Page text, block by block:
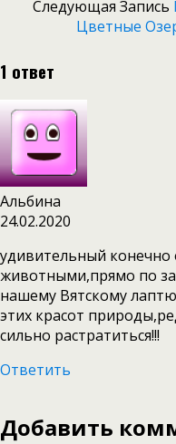
Следующая Запись
Цветные
1 ответ
Альбина
24.02.2020
удивительный
животными,прямо по
нашему Вятскому
этих красот
сильно растратиться!!!
Ответить
Добавить